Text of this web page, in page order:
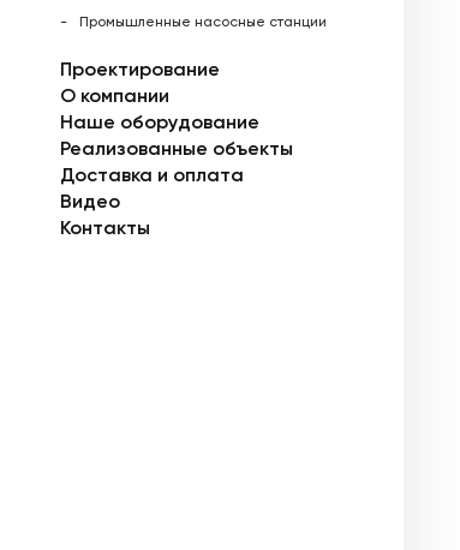
Промышленные насосные станции
Проектирование
О компании
Наше оборудование
Реализованные объекты
Доставка и оплата
Видео
Контакты